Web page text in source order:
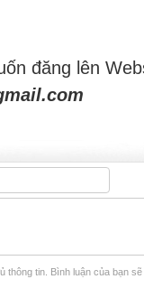
đăng lên
thông tin. Bình luận của bạn